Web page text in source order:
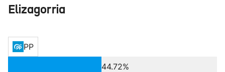
Elizagorria
PP
44.72%